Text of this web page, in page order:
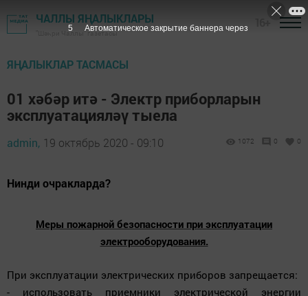
ЧАЛЛЫ ЯҢАЛЫКЛАРЫ
"Шәһри Чаллы" газетасы
ЯҢАЛЫКЛАР ТАСМАСЫ
01 хәбәр итә - Электр приборларын
эксплуатацияләү тыела
admin, 19 октябрь 2020 - 09:10 1072 0 0
Нинди очракларда?
Меры пожарной безопасности при эксплуатации
электрооборудования.
При эксплуатации электрических приборов запрещается:
- использовать приемники электрической энергии
4 Автоматическое закрытие баннера через